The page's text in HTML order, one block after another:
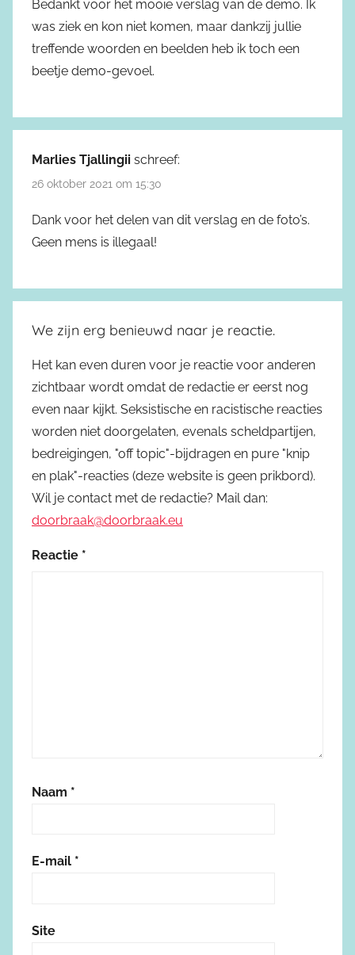
Bedankt voor het mooie verslag van de demo. Ik
was ziek en kon niet komen, maar dankzij jullie
treffende woorden en beelden heb ik toch een
beetje demo-gevoel.
Marlies Tjallingii schreef:
26 oktober 2021 om 15:30
Dank voor het delen van dit verslag en de foto’s.
Geen mens is illegaal!
We zijn erg benieuwd naar je reactie.
Het kan even duren voor je reactie voor anderen
zichtbaar wordt omdat de redactie er eerst nog
even naar kijkt. Seksistische en racistische reacties
worden niet doorgelaten, evenals scheldpartijen,
bedreigingen, "off topic"-bijdragen en pure "knip
en plak"-reacties (deze website is geen prikbord).
Wil je contact met de redactie? Mail dan:
doorbraak@doorbraak.eu
Reactie *
Naam *
E-mail *
Site